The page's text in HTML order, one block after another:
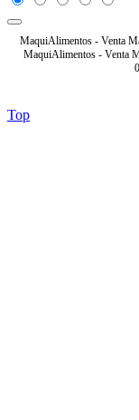
MaquiAlimentos - Venta
MaquiAlimentos - Venta
Top